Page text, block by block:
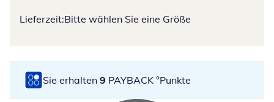
Lieferzeit:Bitte wählen Sie eine Größe
Sie erhalten 9 PAYBACK °Punkte